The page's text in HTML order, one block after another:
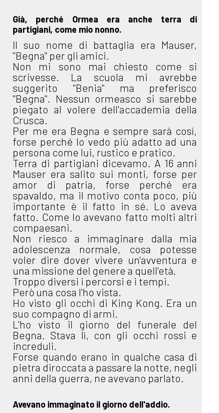
Già, perché Ormea era anche terra di
partigiani, come mio nonno.
Il suo nome di battaglia era Mauser,
"Begna" per gli amici.
Non mi sono mai chiesto come si
scrivesse. La scuola mi avrebbe
suggerito "Benia" ma preferisco
"Begna". Nessun ormeasco si sarebbe
piegato al volere dell'accademia della
Crusca.
Per me era Begna e sempre sarà così,
forse perché lo vedo più adatto ad una
persona come lui, rustico e pratico.
Terra di partigiani dicevamo. A 16 anni
Mauser era salito sui monti, forse per
amor di patria, forse perché era
spavaldo, ma il motivo conta poco, più
importante è il fatto in sé. Lo aveva
fatto. Come lo avevano fatto molti altri
compaesani.
Non riesco a immaginare dalla mia
adolescenza normale, cosa potesse
voler dire dover vivere un'avventura e
una missione del genere a quell'età.
Troppo diversi i percorsi e i tempi.
Però una cosa l'ho vista.
Ho visto gli occhi di King Kong. Era un
suo compagno di armi.
L'ho visto il giorno del funerale del
Begna. Stava lì, con gli occhi rossi e
increduli.
Forse quando erano in qualche casa di
pietra diroccata a passare la notte, negli
anni della guerra, ne avevano parlato.
Avevano immaginato il giorno dell'addio.